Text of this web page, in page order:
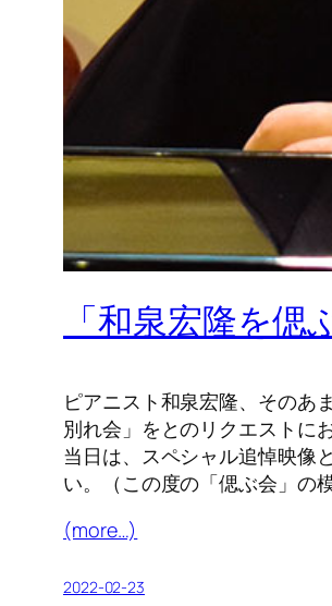
「和泉宏隆を
ピアニスト和泉宏隆、そのあ
別れ会」をとのリクエストに
当日は、スペシャル追悼映像
い。（この度の「偲ぶ会」の
(more…)
2022-02-23